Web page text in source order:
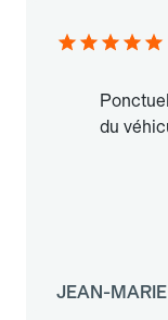
du
JEAN-